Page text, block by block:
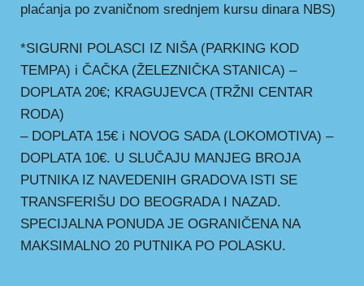
plaćanja po zvaničnom srednjem kursu dinara NBS)
*SIGURNI POLASCI IZ NIŠA (PARKING KOD
TEMPA) i ČAČKA (ŽELEZNIČKA STANICA) –
DOPLATA 20€; KRAGUJEVCA (TRŽNI CENTAR
RODA)
– DOPLATA 15€ i NOVOG SADA (LOKOMOTIVA) –
DOPLATA 10€. U SLUČAJU MANJEG BROJA
PUTNIKA IZ NAVEDENIH GRADOVA ISTI SE
TRANSFERIŠU DO BEOGRADA I NAZAD.
SPECIJALNA PONUDA JE OGRANIČENA NA
MAKSIMALNO 20 PUTNIKA PO POLASKU.